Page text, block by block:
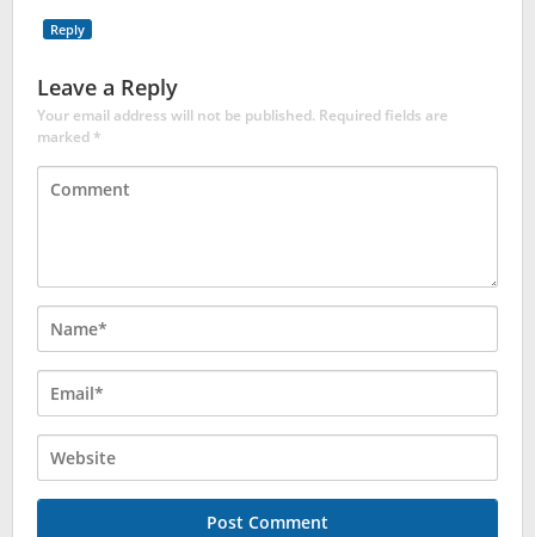
Reply
Leave a Reply
Your email address will not be published. Required fields are
marked*